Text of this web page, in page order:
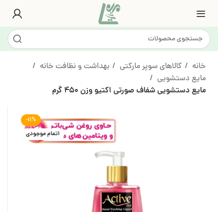
خانه کالاهای سوپر مارکتی
بهداشت و نظافت خانه
مایع دستشویی
مایع دستشویی شفاف صورتی اکتیو وزن 450 گرم
-11%
اتمام موجودی